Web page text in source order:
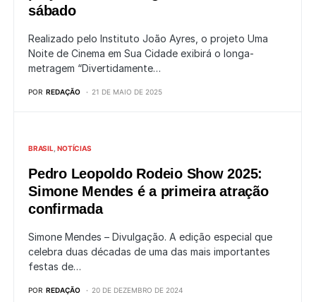
sábado
Realizado pelo Instituto João Ayres, o projeto Uma
Noite de Cinema em Sua Cidade exibirá o longa-
metragem “Divertidamente…
POR REDAÇÃO 21 DE MAIO DE 2025
BRASIL NOTÍCIAS
Pedro Leopoldo Rodeio Show 2025:
Simone Mendes é a primeira atração
confirmada
Simone Mendes – Divulgação. A edição especial que
celebra duas décadas de uma das mais importantes
festas de…
POR REDAÇÃO 20 DE DEZEMBRO DE 2024